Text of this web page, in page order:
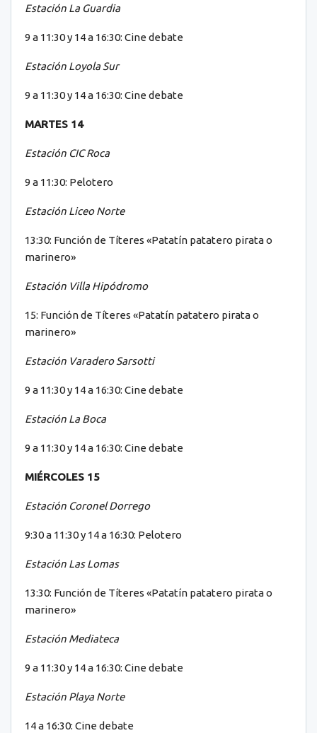
Estación La Guardia
9 a 11:30 y 14 a 16:30: Cine debate
Estación Loyola Sur
9 a 11:30 y 14 a 16:30: Cine debate
MARTES 14
Estación CIC Roca
9 a 11:30: Pelotero
Estación Liceo Norte
13:30: Función de Títeres «Patatín patatero pirata o
marinero»
Estación Villa Hipódromo
15: Función de Títeres «Patatín patatero pirata o
marinero»
Estación Varadero Sarsotti
9 a 11:30 y 14 a 16:30: Cine debate
Estación La Boca
9 a 11:30 y 14 a 16:30: Cine debate
MIÉRCOLES 15
Estación Coronel Dorrego
9:30 a 11:30 y 14 a 16:30: Pelotero
Estación Las Lomas
13:30: Función de Títeres «Patatín patatero pirata o
marinero»
Estación Mediateca
9 a 11:30 y 14 a 16:30: Cine debate
Estación Playa Norte
14 a 16:30: Cine debate